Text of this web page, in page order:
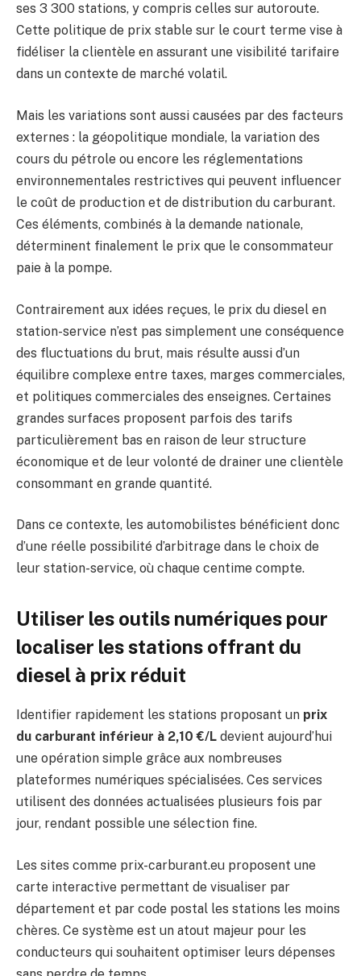
ses 3 300 stations, y compris celles sur autoroute.
Cette politique de prix stable sur le court terme vise à
fidéliser la clientèle en assurant une visibilité tarifaire
dans un contexte de marché volatil.
Mais les variations sont aussi causées par des facteurs
externes : la géopolitique mondiale, la variation des
cours du pétrole ou encore les réglementations
environnementales restrictives qui peuvent influencer
le coût de production et de distribution du carburant.
Ces éléments, combinés à la demande nationale,
déterminent finalement le prix que le consommateur
paie à la pompe.
Contrairement aux idées reçues, le prix du diesel en
station-service n’est pas simplement une conséquence
des fluctuations du brut, mais résulte aussi d’un
équilibre complexe entre taxes, marges commerciales,
et politiques commerciales des enseignes. Certaines
grandes surfaces proposent parfois des tarifs
particulièrement bas en raison de leur structure
économique et de leur volonté de drainer une clientèle
consommant en grande quantité.
Dans ce contexte, les automobilistes bénéficient donc
d’une réelle possibilité d’arbitrage dans le choix de
leur station-service, où chaque centime compte.
Utiliser les outils numériques pour
localiser les stations offrant du
diesel à prix réduit
Identifier rapidement les stations proposant un prix
du carburant inférieur à 2,10 €/L devient aujourd’hui
une opération simple grâce aux nombreuses
plateformes numériques spécialisées. Ces services
utilisent des données actualisées plusieurs fois par
jour, rendant possible une sélection fine.
Les sites comme prix-carburant.eu proposent une
carte interactive permettant de visualiser par
département et par code postal les stations les moins
chères. Ce système est un atout majeur pour les
conducteurs qui souhaitent optimiser leurs dépenses